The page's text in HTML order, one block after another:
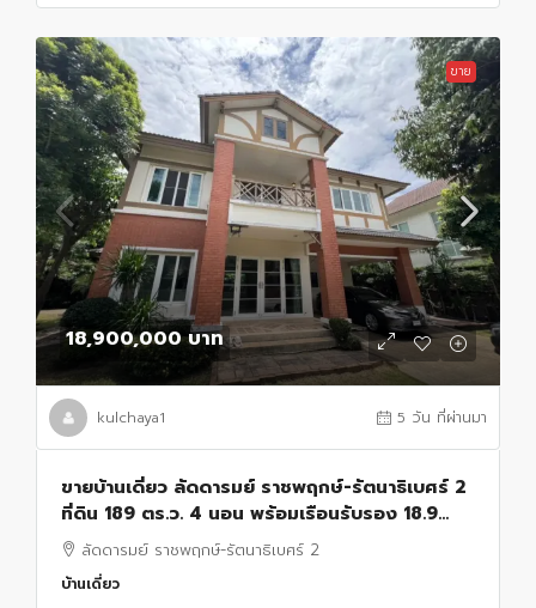
ขาย
18,900,000 บาท
kulchaya1 5 วัน ที่ผ่านมา
ขายบ้านเดี่ยว ลัดดารมย์ ราชพฤกษ์-รัตนาธิเบศร์ 2
ที่ดิน 189 ตร.ว. 4 นอน พร้อมเรือนรับรอง 18.9
ล้านบาท
ลัดดารมย์ ราชพฤกษ์-รัตนาธิเบศร์ 2
บ้านเดี่ยว